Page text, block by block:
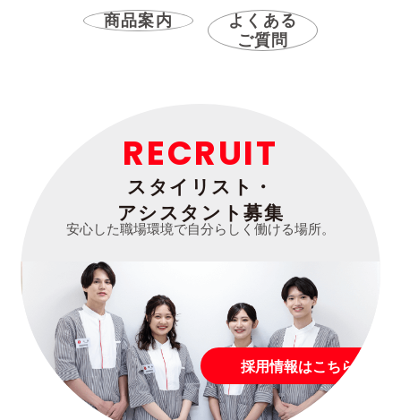
商品案内
よくある
ご質問
RECRUIT
スタイリスト・
アシスタント募集
安心した職場環境で自分らしく働ける場所。
採用情報はこちら